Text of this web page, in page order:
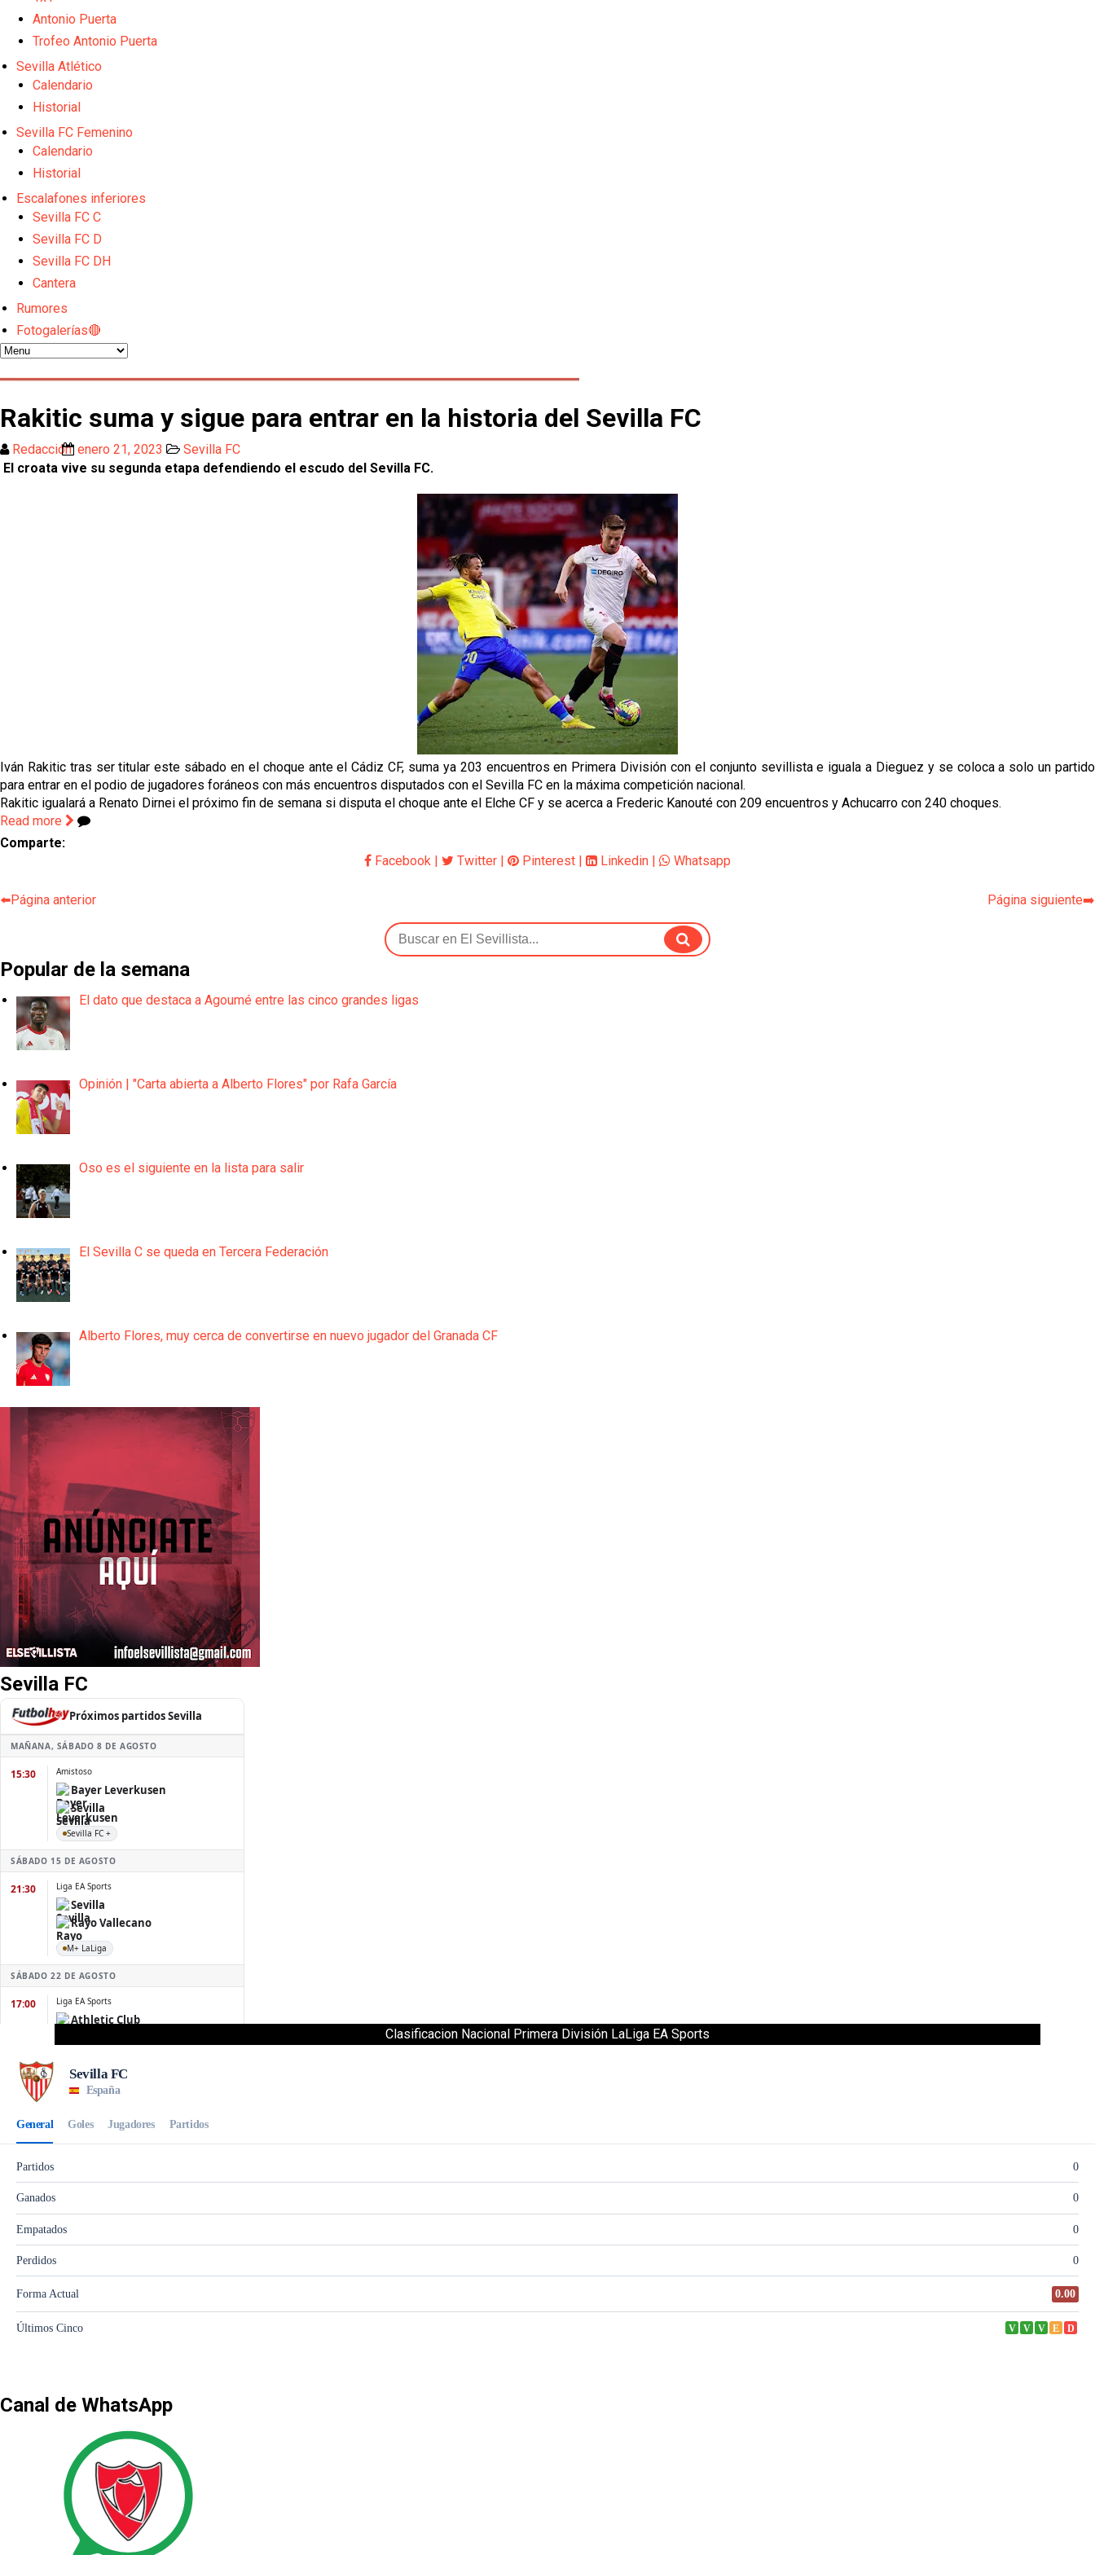
El Sevilla FC empieza a inscribir a los nuevos fichajes
Opinión | "Carta abierta a Alberto Flores" por Rafa García
El Sevilla oficializa el traspaso de Sow
Diomande ya es madridista mientras Rodri agita el mercado
Antonio Puerta
Trofeo Antonio Puerta
Sevilla Atlético
Calendario
Historial
Sevilla FC Femenino
Calendario
Historial
Escalafones inferiores
Sevilla FC C
Sevilla FC D
Sevilla FC DH
Cantera
Rumores
Fotogalerías🔴
Rakitic suma y sigue para entrar en la historia del Sevilla FC
Redacción enero 21, 2023
Sevilla FC
El croata vive su segunda etapa defendiendo el escudo del Sevilla FC.
Iván Rakitic tras ser titular este sábado en el choque ante el Cádiz CF, suma ya 203 encuentros en Primera División con el conjunto sevillista e iguala a Dieguez y se coloca a solo un partido
para entrar en el podio de jugadores foráneos con más encuentros disputados con el Sevilla FC en la máxima competición nacional.
Rakitic igualará a Renato Dirnei el próximo fin de semana si disputa el choque ante el Elche CF y se acerca a Frederic Kanouté con 209 encuentros y Achucarro con 240 choques.
Read more
Comparte:
Facebook | Twitter | Pinterest | Linkedin | Whatsapp
⬅️Página anterior Página siguiente➡️
Popular de la semana
El dato que destaca a Agoumé entre las cinco grandes ligas
Opinión | "Carta abierta a Alberto Flores" por Rafa García
Oso es el siguiente en la lista para salir
El Sevilla C se queda en Tercera Federación
Alberto Flores, muy cerca de convertirse en nuevo jugador del Granada CF
Sevilla FC
Clasificacion Nacional Primera División LaLiga EA Sports
Canal de WhatsApp